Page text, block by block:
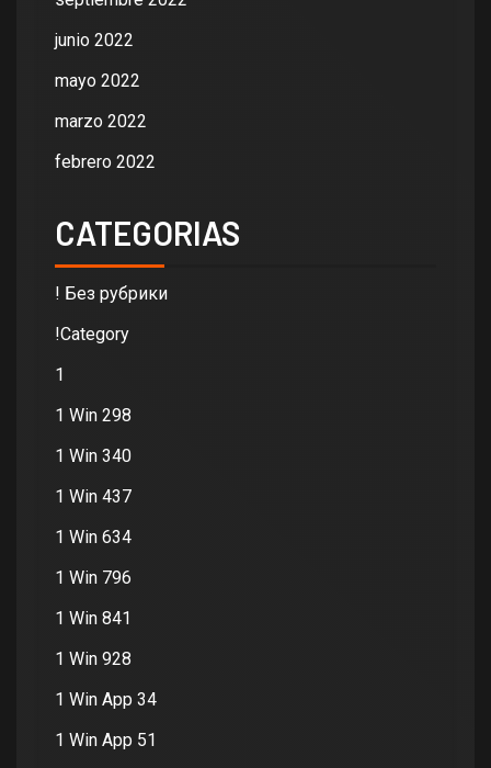
junio 2022
mayo 2022
marzo 2022
febrero 2022
CATEGORIAS
! Без рубрики
!Category
1
1 Win 298
1 Win 340
1 Win 437
1 Win 634
1 Win 796
1 Win 841
1 Win 928
1 Win App 34
1 Win App 51